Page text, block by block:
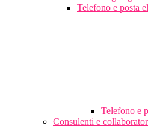
Telefono e posta
Telefono e
Consulenti e